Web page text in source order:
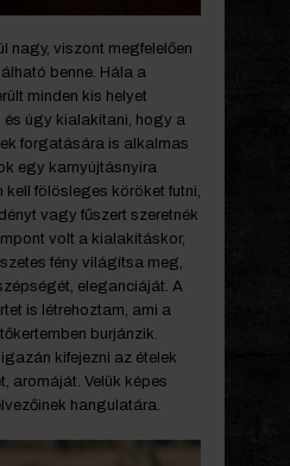
nagy, viszont megfelelően
benne. Hála a
minden kis helyet
úgy kialakítani, hogy a
forgatására is alkalmas
egy karnyújtásnyira
kell fölösleges köröket futni,
vagy fűszert szeretnék
volt a kialakításkor,
fény világítsa meg,
eleganciáját. A
is létrehoztam, ami a
burjánzik.
kifejezni az ételek
aromáját. Velük képes
hangulatára.